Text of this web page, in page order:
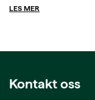
LES MER
Kontakt oss